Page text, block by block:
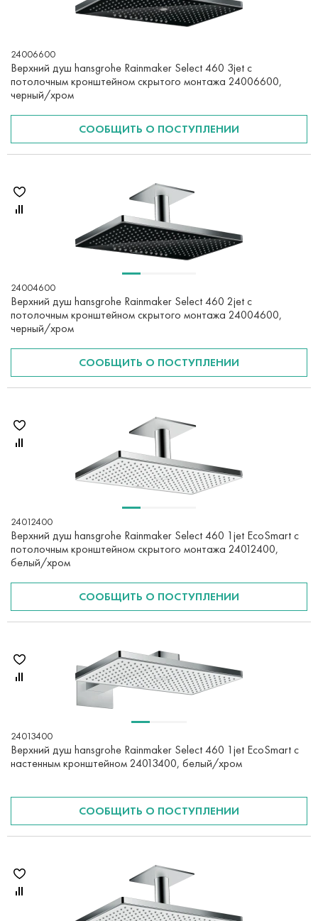
24006600
Верхний душ hansgrohe Rainmaker Select 460 3jet с
потолочным кронштейном скрытого монтажа 24006600,
черный/хром
СООБЩИТЬ О ПОСТУПЛЕНИИ
24004600
Верхний душ hansgrohe Rainmaker Select 460 2jet с
потолочным кронштейном скрытого монтажа 24004600,
черный/хром
СООБЩИТЬ О ПОСТУПЛЕНИИ
24012400
Верхний душ hansgrohe Rainmaker Select 460 1jet EcoSmart с
потолочным кронштейном скрытого монтажа 24012400,
белый/хром
СООБЩИТЬ О ПОСТУПЛЕНИИ
24013400
Верхний душ hansgrohe Rainmaker Select 460 1jet EcoSmart с
настенным кронштейном 24013400, белый/хром
СООБЩИТЬ О ПОСТУПЛЕНИИ